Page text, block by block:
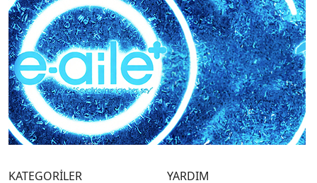
KATEGORİLER YARDIM